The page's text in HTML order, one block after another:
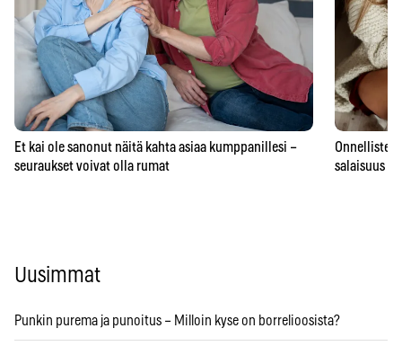
Et kai ole sanonut näitä kahta asiaa kumppanillesi –
seuraukset voivat olla rumat
Onnellisten
salaisuus –
Uusimmat
Punkin purema ja punoitus – Milloin kyse on borrelioosista?